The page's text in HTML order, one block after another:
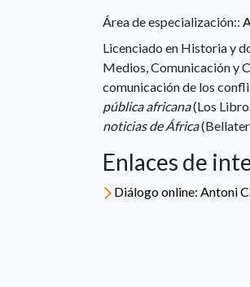
Área de especialización::
Licenciado en Historia y
Medios, Comunicación y
comunicación de los
pública africana(Los
noticias de África
Enlaces de
Diálogo online: Antoni